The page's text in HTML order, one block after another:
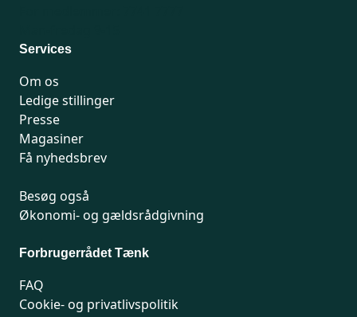
Services
Om os
Ledige stillinger
Presse
Magasiner
Få nyhedsbrev
Besøg også
Økonomi- og gældsrådgivning
Forbrugerrådet Tænk
FAQ
Cookie- og privatlivspolitik